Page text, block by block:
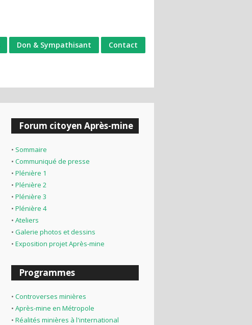
Don & Sympathisant Contact
Forum citoyen Après-mine
• Sommaire
• Communiqué de presse
• Plénière 1
• Plénière 2
• Plénière 3
• Plénière 4
• Ateliers
• Galerie photos et dessins
• Exposition projet Après-mine
Programmes
• Controverses minières
• Après-mine en Métropole
• Réalités minières à l'international